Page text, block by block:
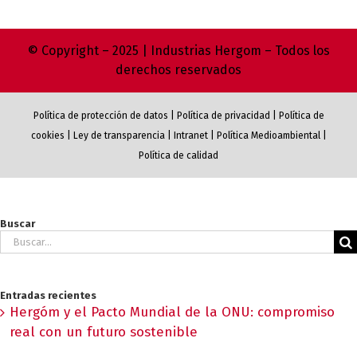
© Copyright – 2025 | Industrias Hergom – Todos los
derechos reservados
Política de protección de datos Política de privacidad
Política de
cookies
Ley de transparencia| Intranet| Política Medioambiental|
Política de calidad
Buscar
Buscar:
Entradas recientes
Hergóm y el Pacto Mundial de la ONU: compromiso
real con un futuro sostenible